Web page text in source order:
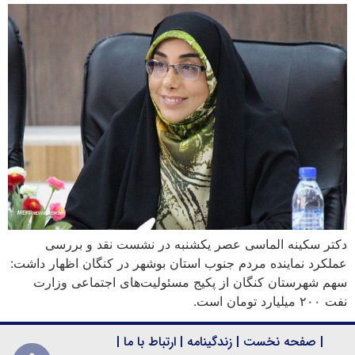
دکتر سکینه الماسی عصر یکشنبه در نشست نقد و بررسی
عملکرد نماینده مردم جنوب استان بوشهر در کنگان اظهار داشت:
سهم شهرستان کنگان از پکیج مسئولیت‌های اجتماعی وزارت
نفت ٢٠٠ میلیارد تومان است.
| صفحه نخست | زندگینامه | ارتباط با ما |